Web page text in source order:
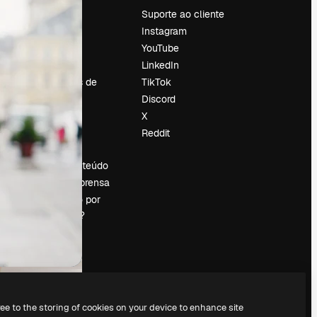
Preços
Tendências de
Blog
Eventos
Slidesgo
Vender conteúdo
Sala de imprensa
Procurando por
magnific.ai?
Suporte ao cliente
Instagram
YouTube
LinkedIn
TikTok
Discord
X
Reddit
to the storing of cookies on your device to enhance site